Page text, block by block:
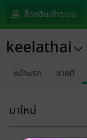
ล็อกอินเข้าระบบ
keelathai
หน้าแรก ขายดี
มาใหม่